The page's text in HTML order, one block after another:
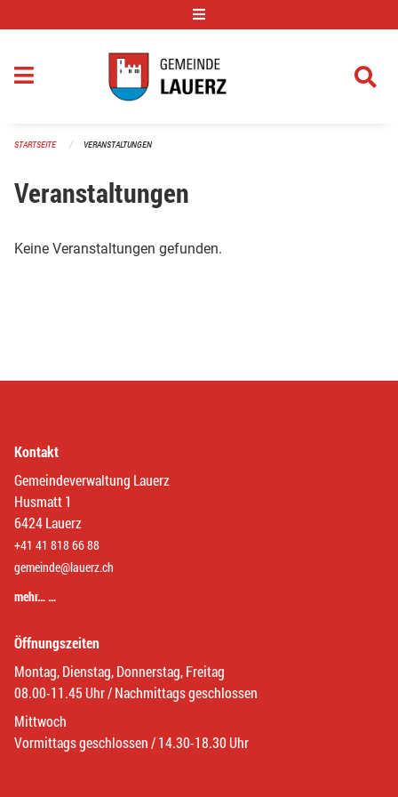
STARTSEITE VERANSTALTUNGEN
Veranstaltungen
Keine Veranstaltungen gefunden.
Kontakt
Gemeindeverwaltung Lauerz
Husmatt 1
6424 Lauerz
+41 41 818 66 88
gemeinde@lauerz.ch
mehr… …
Öffnungszeiten
Montag, Dienstag, Donnerstag, Freitag
08.00-11.45 Uhr / Nachmittags geschlossen
Mittwoch
Vormittags geschlossen / 14.30-18.30 Uhr